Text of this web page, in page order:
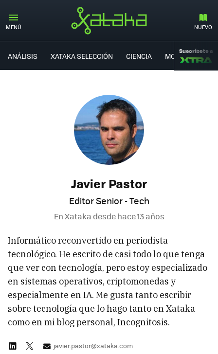
MENÚ NUEVO
ANÁLISIS XATAKA SELECCIÓN CIENCIA MOVILIDAD
Suscríbete a
Javier Pastor
Editor Senior - Tech
En Xataka desdehace 13 años
Informático reconvertido en periodista
tecnológico. He escrito de casi todo lo que tenga
que ver con tecnología, pero estoy especializado
en sistemas operativos, criptomonedas y
especialmente en IA. Me gusta tanto escribir
sobre tecnología que lo hago tanto en Xataka
como en mi blog personal, Incognitosis.
javier.pastor@xataka.com